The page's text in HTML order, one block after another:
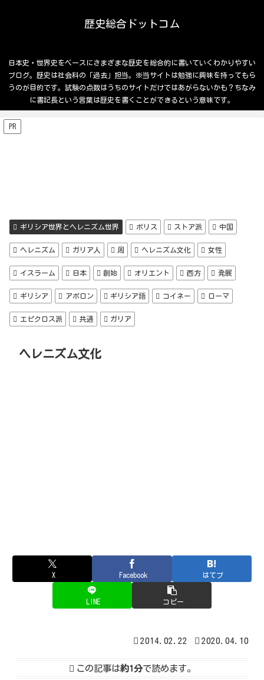
歴史総合ドットコム
日本史・世界史をベースにさまざまな歴史を総合的に書いていくわかりやすい
ブログ。歴史は社会科の「過去」担当。※当サイトは勉強に興味を持ってもら
うのが目的です。試験の点数はうちのサイトだけではあがらないかも？ちなみ
に書記長という言葉は歴史を書くことができるという意味です。
PR
ギリシア世界とヘレニズム世界 ポリス ストア派 中国
ヘレニズム ガリア人 周 ヘレニズム文化 女性
イスラーム 日本 創始 オリエント 西方 発展
ギリシア アポロン ギリシア語 コイネー ローマ
エピクロス派 共通 ガリア
ヘレニズム文化
X Facebook はてブ
LINE コピー
2014.02.22 2020.04.10
この記事は約1分で読めます。